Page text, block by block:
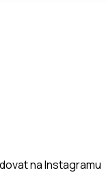
na Instagramu